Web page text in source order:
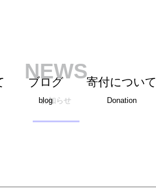
ブログ
blog
寄付について
Donation
NEWS
お知らせ